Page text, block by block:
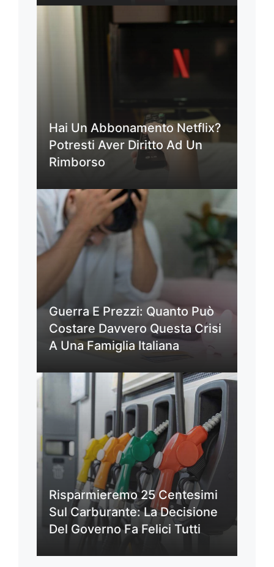
Hai Un Abbonamento Netflix?
Potresti Aver Diritto Ad Un
Rimborso
Guerra E Prezzi: Quanto Può
Costare Davvero Questa Crisi
A Una Famiglia Italiana
Risparmieremo 25 Centesimi
Sul Carburante: La Decisione
Del Governo Fa Felici Tutti